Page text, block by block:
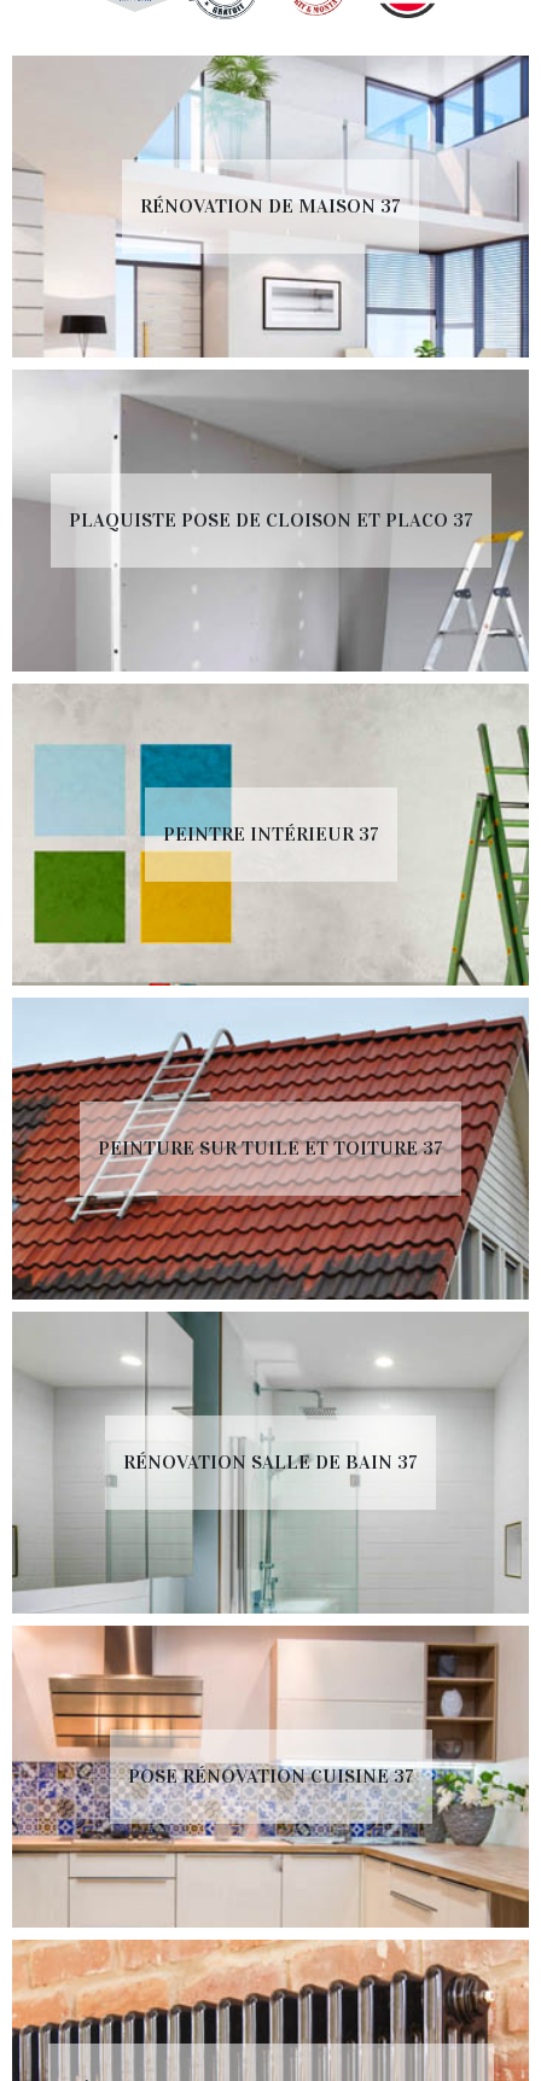
RÉNOVATION DE MAISON 37
PLAQUISTE POSE DE CLOISON ET PLACO 37
PEINTRE INTÉRIEUR 37
PEINTURE SUR TUILE ET TOITURE 37
RÉNOVATION SALLE DE BAIN 37
POSE RÉNOVATION CUISINE 37